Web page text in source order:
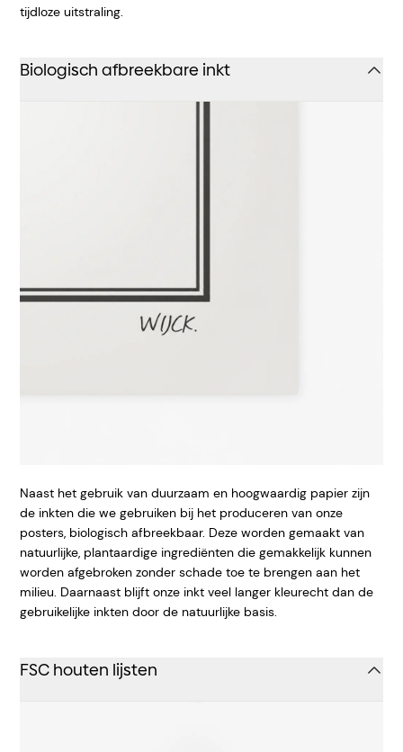
tijdloze uitstraling.
Biologisch afbreekbare inkt
Naast het gebruik van duurzaam en hoogwaardig papier zijn
de inkten die we gebruiken bij het produceren van onze
posters, biologisch afbreekbaar. Deze worden gemaakt van
natuurlijke, plantaardige ingrediënten die gemakkelijk kunnen
worden afgebroken zonder schade toe te brengen aan het
milieu. Daarnaast blijft onze inkt veel langer kleurecht dan de
gebruikelijke inkten door de natuurlijke basis.
FSC houten lijsten